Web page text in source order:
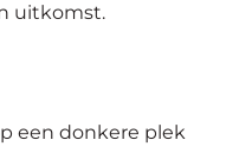
uitkomst.
een donkere plek